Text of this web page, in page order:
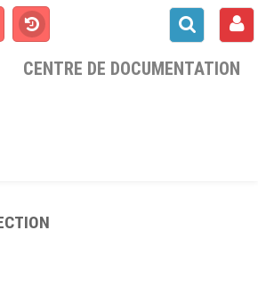
CENTRE DE DOCUMENTATION